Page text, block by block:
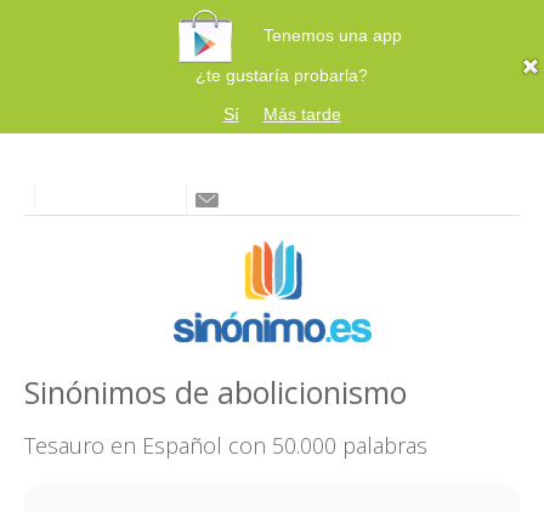
Tenemos una app
¿te gustaría probarla?
Sí
Más tarde
Sinónimos de abolicionismo
Tesauro en Español con 50.000 palabras